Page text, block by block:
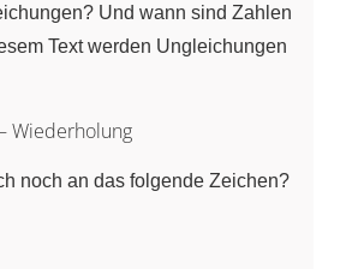
Und wann sind Zahlen
Text werden Ungleichungen
Wiederholung
noch an das folgende Zeichen?